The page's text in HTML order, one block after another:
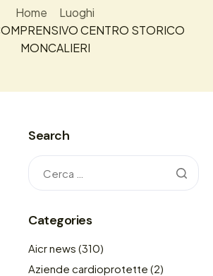
Home
Luoghi
CENTRO STORICO
MONCALIERI
Search
Categories
Aicr news (310)
Aziende cardioprotette (2)